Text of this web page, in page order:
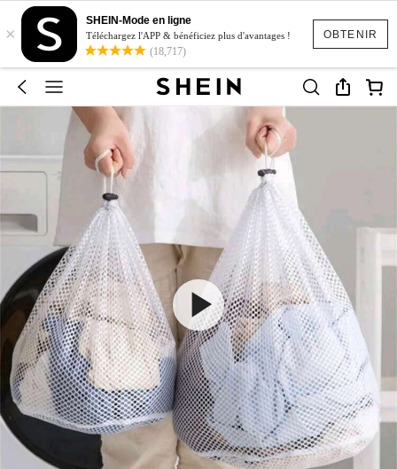
OBTENIR
×
SHEIN-Mode en ligne
Téléchargez l'APP & bénéficiez plus d'avantages !
(18,717)